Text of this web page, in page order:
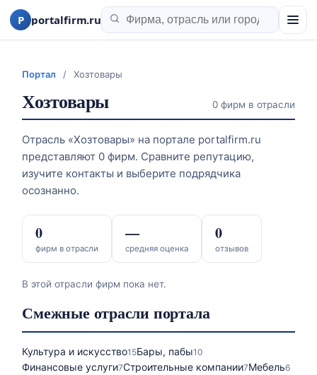
P portalfirm.ru
Портал / Хозтовары
Хозтовары 0 фирм в отрасли
Отрасль «Хозтовары» на портале portalfirm.ru
представляют 0 фирм. Сравните репутацию,
изучите контакты и выберите подрядчика
осознанно.
фирм в отрасли
0
средняя оценка
—
отзывов
0
В этой отрасли фирм пока нет.
Смежные отрасли портала
Культура и искусство15Бары, пабы10
Финансовые услуги7Строительные компании7Мебель6